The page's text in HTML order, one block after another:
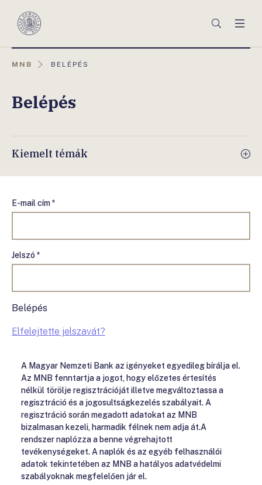
Magyar
Keresés
MNB
AKTUÁLIS
BELÉPÉS
Belépés
Kiemelt témák
E-mail cím *
Jelszó *
Belépés
Elfelejtette jelszavát?
A Magyar Nemzeti Bank az igényeket egyedileg bírálja el.
Az MNB fenntartja a jogot, hogy előzetes értesítés
nélkül törölje regisztrációját illetve megváltoztassa a
regisztráció és a jogosultságkezelés szabályait. A
regisztráció során megadott adatokat az MNB
bizalmasan kezeli, harmadik félnek nem adja át.A
rendszer naplózza a benne végrehajtott
tevékenységeket. A naplók és az egyéb felhasználói
adatok tekintetében az MNB a hatályos adatvédelmi
szabályoknak megfelelően jár el.